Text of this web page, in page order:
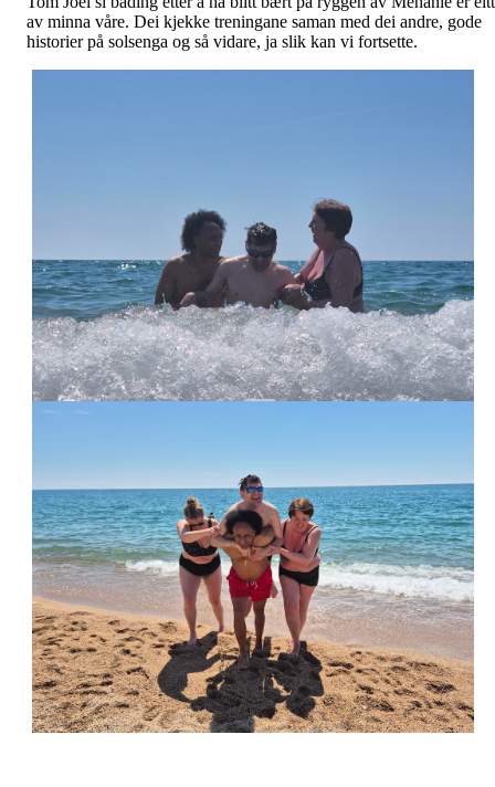
av minna våre. Dei kjekke treningane saman med dei andre, gode
historier på solsenga og så vidare, ja slik kan vi fortsette.